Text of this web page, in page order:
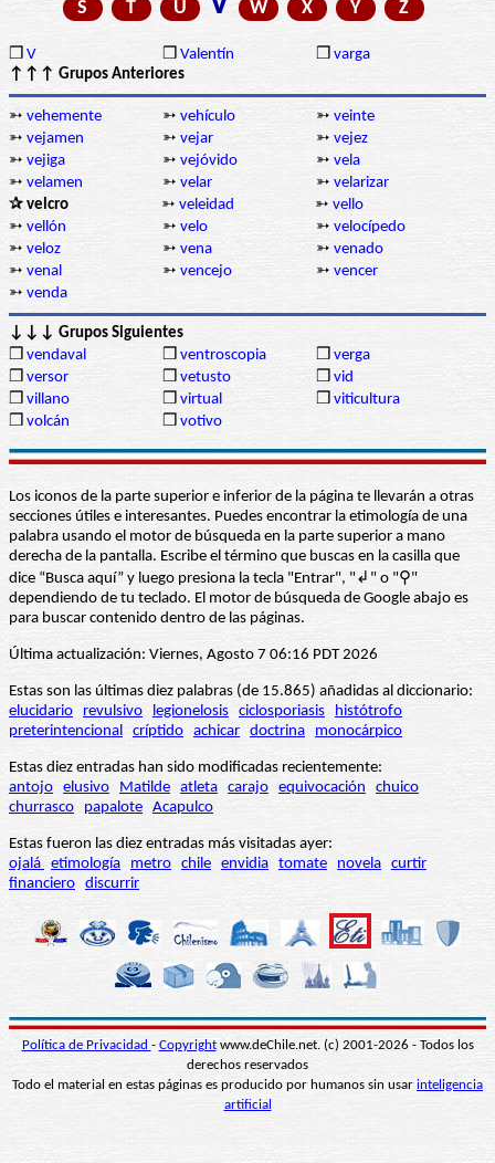
S
T U W X Y Z
❒ V ❒ Valentín ❒ varga
↑↑↑ Grupos Anteriores
➳ vehemente ➳ vehículo ➳ veinte
➳ vejamen ➳ vejar ➳ vejez
➳ vejiga ➳ vejóvido ➳ vela
➳ velamen ➳ velar ➳ velarizar
✰ velcro
➳ veleidad ➳ vello
➳ vellón ➳ velo ➳ velocípedo
➳ veloz ➳ vena ➳ venado
➳ venal ➳ vencejo ➳ vencer
➳ venda
↓↓↓ Grupos Siguientes
❒ vendaval ❒ ventroscopia ❒ verga
❒ versor ❒ vetusto ❒ vid
❒ villano ❒ virtual ❒ viticultura
❒ volcán ❒ votivo
Los iconos de la parte superior e inferior de la página te llevarán a otras
secciones útiles e interesantes. Puedes encontrar la etimología de una
palabra usando el motor de búsqueda en la parte superior a mano
derecha de la pantalla. Escribe el término que buscas en la casilla que
dice “Busca aquí” y luego presiona la tecla "Entrar", "↲" o "⚲"
dependiendo de tu teclado. El motor de búsqueda de Google abajo es
para buscar contenido dentro de las páginas.
Última actualización: Viernes, Agosto 7 06:16 PDT 2026
Estas son las últimas diez palabras (de 15.865) añadidas al diccionario:
elucidario
revulsivo legionelosis ciclosporiasis
histótrofo
preterintencional críptido achicar doctrina monocárpico
Estas diez entradas han sido modificadas recientemente:
antojo elusivo Matilde atleta carajo equivocación
chuico
churrasco
papalote Acapulco
Estas fueron las diez entradas más visitadas ayer:
ojalá etimología metro chile envidia tomate novela curtir
financiero discurrir
Política de Privacidad - Copyrightwww.deChile.net. (c) 2001-2026 - Todos los
derechos reservados
Todo el material en estas páginas es producido por humanos sin usar inteligencia
artificial